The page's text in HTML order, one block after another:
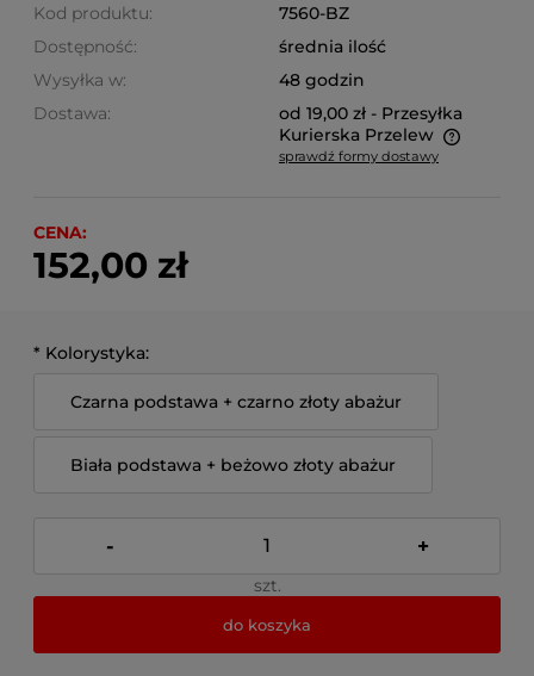
Kod produktu:
7560-BZ
Dostępność:
średnia ilość
Wysyłka w:
48 godzin
Dostawa:
od 19,00 zł - Przesyłka
Kurierska Przelew
Cena nie zawiera ewentualnych kosztów płatności
sprawdź formy dostawy
CENA:
152,00 zł
* Kolorystyka:
Czarna podstawa + czarno złoty abażur
Biała podstawa + beżowo złoty abażur
- +
szt.
do koszyka